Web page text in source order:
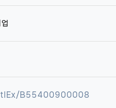
B55400900008